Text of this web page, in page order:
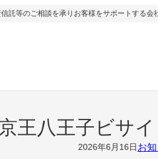
託等のご相談を承りお客様をサポートする会
京王八王子ビサ
2026年6月16日お